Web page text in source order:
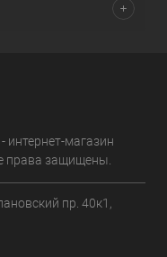
интернет-магазин
права защищены.
пр. 40к1,